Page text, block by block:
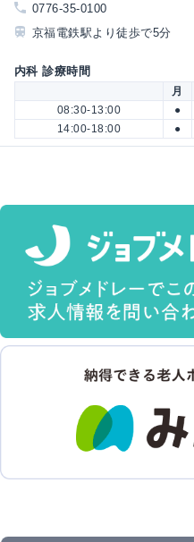
0776-35-0100
京福電鉄駅より徒歩で5分
内科 診療時間
月
08:30-13:00
●
14:00-18:00
●